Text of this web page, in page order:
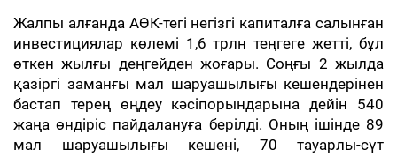
Жалпы алғанда АӨК-тегі негізгі капиталға салынған
инвестициялар көлемі 1,6 трлн теңгеге жетті, бұл
өткен жылғы деңгейден жоғары. Соңғы 2 жылда
қазіргі заманғы мал шаруашылығы кешендерінен
бастап терең өңдеу кәсіпорындарына дейін 540
жаңа өндіріс пайдалануға берілді. Оның ішінде 89
мал шаруашылығы кешені, 70 тауарлы-сүт